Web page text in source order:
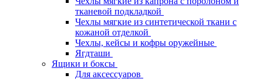
тканевой подкладкой
Чехлы мягкие из синтетической ткани с
кожаной отделкой
Чехлы, кейсы и кофры оружейные
Ягдташи
Ящики и боксы
Для аксессуаров